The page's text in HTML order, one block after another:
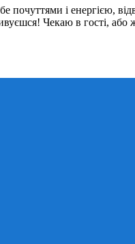
і енергією,
Чекаю в гості,